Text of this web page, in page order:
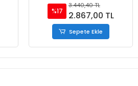
%17
3.440,40 TL
2.867,00 TL
Sepete Ekle